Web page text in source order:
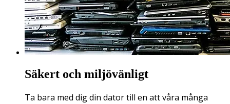
Säkert och miljövänligt
Ta bara med dig din dator till en att våra många